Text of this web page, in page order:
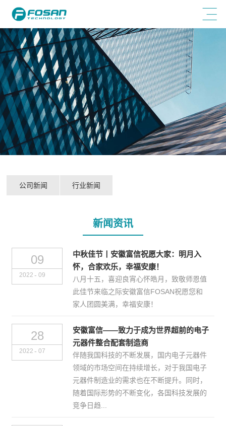
公司新闻 行业新闻
新闻资讯
09
2022 - 09
中秋佳节丨安徽富信祝愿大家：明月入
怀，合家欢乐，幸福安康！
八月十五，喜迎良宵心怀皓月，致敬师恩值
此佳节来临之际安徽富信FOSAN祝愿您和
家人团圆美满，幸福安康！
28
2022 - 07
安徽富信——致力于成为世界超前的电子
元器件整合配套制造商
伴随我国科技的不断发展，国内电子元器件
领域的市场空间在持续增长，对于我国电子
元器件制造业的需求也在不断提升。同时，
随着国际形势的不断变化，各国科技发展的
竞争日趋...